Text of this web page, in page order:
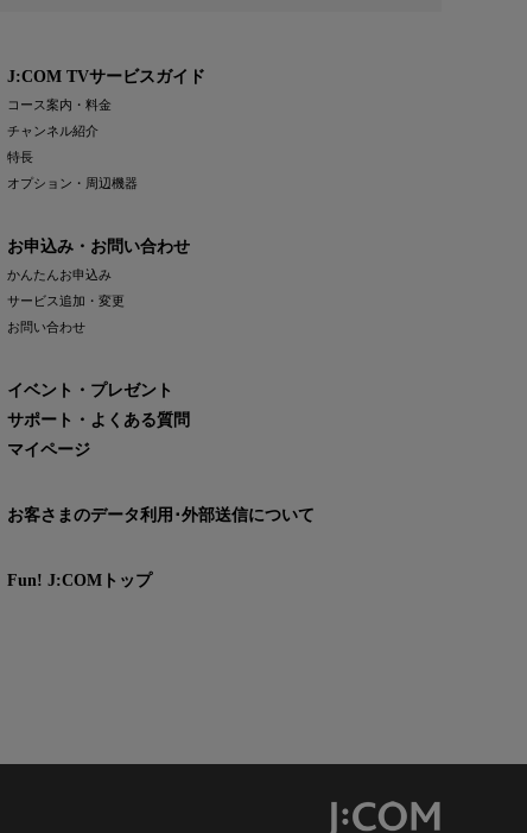
J:COM TVサービスガイド
コース案内・料金
チャンネル紹介
特長
オプション・周辺機器
お申込み・お問い合わせ
かんたんお申込み
サービス追加・変更
お問い合わせ
イベント・プレゼント
サポート・よくある質問
マイページ
お客さまのデータ利用･外部送信について
Fun! J:COMトップ